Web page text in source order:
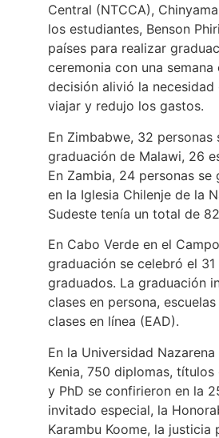
Central (NTCCA),
los estudiantes, Benson
países para realizar
ceremonia con una
decisión alivió la
viajar y redujo los gastos.
En Zimbabwe, 32
graduación de Malawi, 26
En Zambia, 24 personas
en la Iglesia Chilenje de la
Sudeste tenía un total de
En Cabo Verde en el
graduación se celebró el
graduados. La graduación
clases en persona,
clases en línea (EAD).
En la Universidad
Kenia, 750 diplomas,
y PhD se confirieron en la
invitado especial, la
Karambu Koome, la justicia